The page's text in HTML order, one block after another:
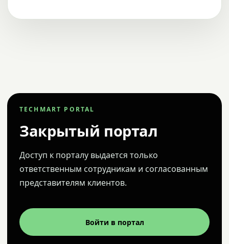
TECHMART PORTAL
Закрытый портал
Доступ к порталу выдается только
ответственным сотрудникам и согласованным
представителям клиентов.
Войти в портал